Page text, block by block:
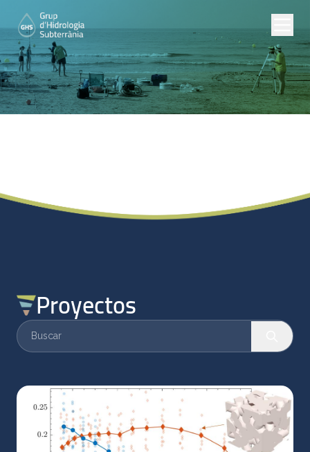
Proyectos